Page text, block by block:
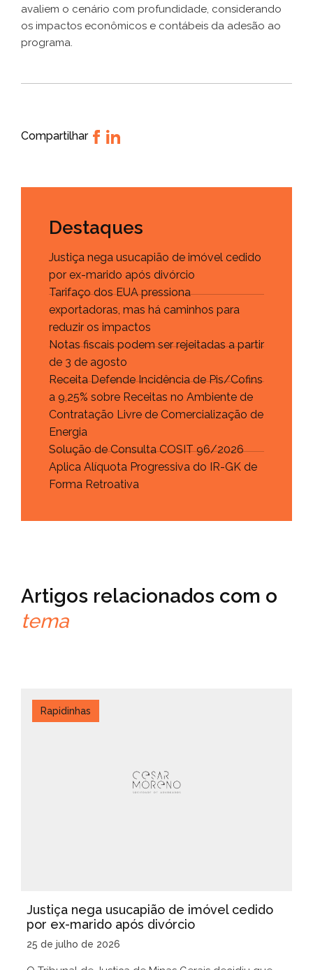
avaliem o cenário com profundidade, considerando
os impactos econômicos e contábeis da adesão ao
programa.
Compartilhar
Destaques
Justiça nega usucapião de imóvel cedido
por ex-marido após divórcio
Tarifaço dos EUA pressiona
exportadoras, mas há caminhos para
reduzir os impactos
Notas fiscais podem ser rejeitadas a partir
de 3 de agosto
Receita Defende Incidência de Pis/Cofins
a 9,25% sobre Receitas no Ambiente de
Contratação Livre de Comercialização de
Energia
Solução de Consulta COSIT 96/2026
Aplica Alíquota Progressiva do IR-GK de
Forma Retroativa
Artigos relacionados com o
tema
Rapidinhas
Justiça nega usucapião de imóvel cedido
por ex-marido após divórcio
25 de julho de 2026